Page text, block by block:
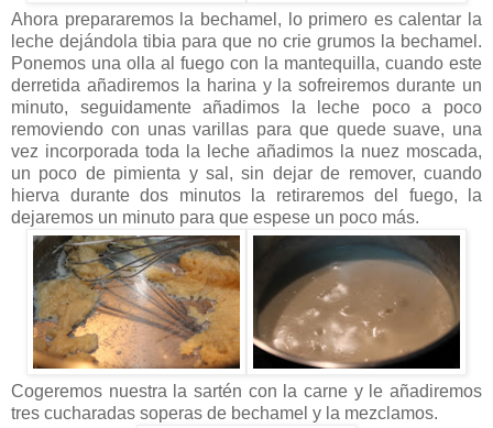
Ahora prepararemos la bechamel, lo primero es calentar la
leche dejándola tibia para que no crie grumos la bechamel.
Ponemos una olla al fuego con la mantequilla, cuando este
derretida añadiremos la harina y la sofreiremos durante un
minuto, seguidamente añadimos la leche poco a poco
removiendo con unas varillas para que quede suave, una
vez incorporada toda la leche añadimos la nuez moscada,
un poco de pimienta y sal, sin dejar de remover, cuando
hierva durante dos minutos la retiraremos del fuego, la
dejaremos un minuto para que espese un poco más.
Cogeremos nuestra la sartén con la carne y le añadiremos
tres cucharadas soperas de bechamel y la mezclamos.